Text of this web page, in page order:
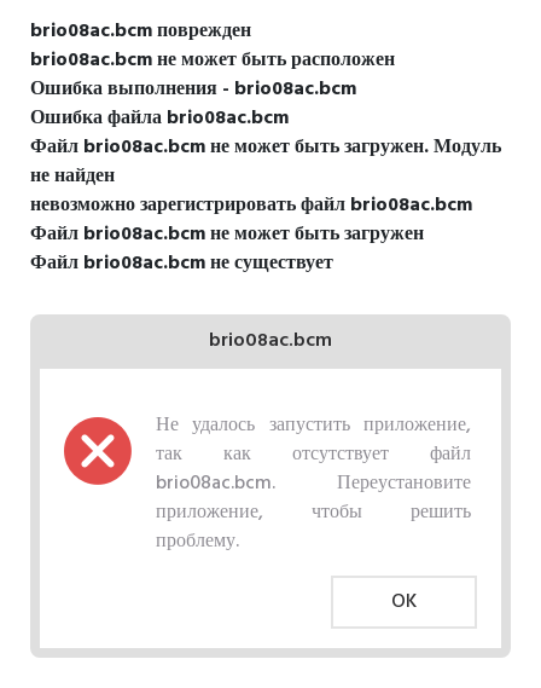
brio08ac.bcm поврежден
brio08ac.bcm не может быть расположен
Ошибка выполнения - brio08ac.bcm
Ошибка файла brio08ac.bcm
Файл brio08ac.bcm не может быть загружен. Модуль
не найден
невозможно зарегистрировать файл brio08ac.bcm
Файл brio08ac.bcm не может быть загружен
Файл brio08ac.bcm не существует
brio08ac.bcm
Не удалось запустить приложение,
так как отсутствует файл
brio08ac.bcm. Переустановите
приложение, чтобы решить
проблему.
OK